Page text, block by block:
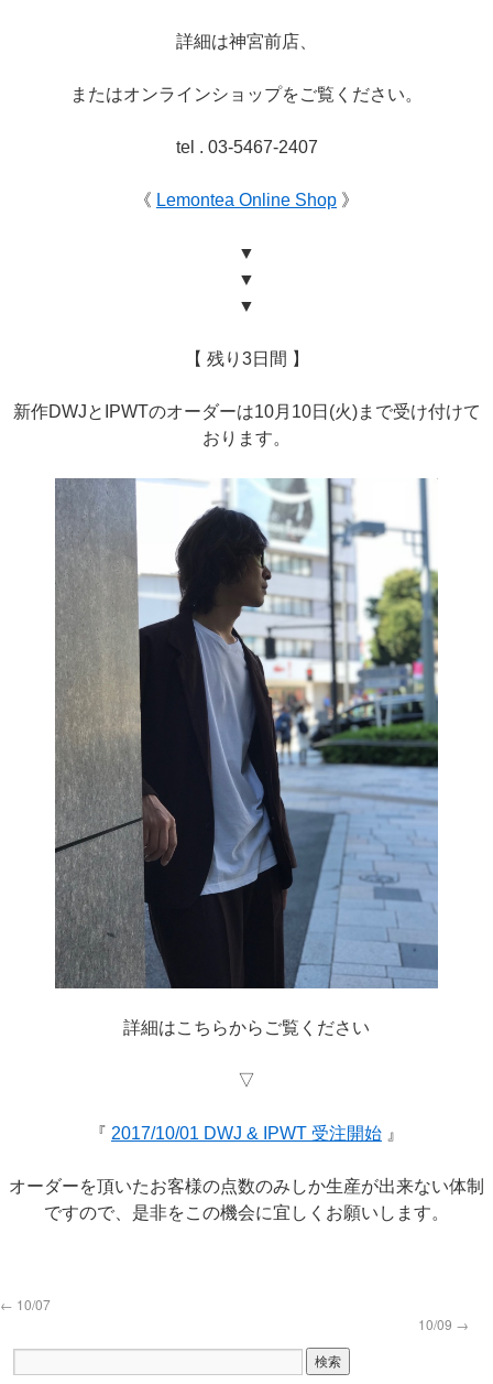
詳細は神宮前店、
またはオンラインショップをご覧ください。
tel . 03-5467-2407
《 Lemontea Online Shop 》
▼
▼
▼
【 残り3日間 】
新作DWJとIPWTのオーダーは10月10日(火)まで受け付けて
おります。
詳細はこちらからご覧ください
▽
『 2017/10/01 DWJ & IPWT 受注開始 』
オーダーを頂いたお客様の点数のみしか生産が出来ない体制
ですので、是非をこの機会に宜しくお願いします。
← 10/07
10/09 →